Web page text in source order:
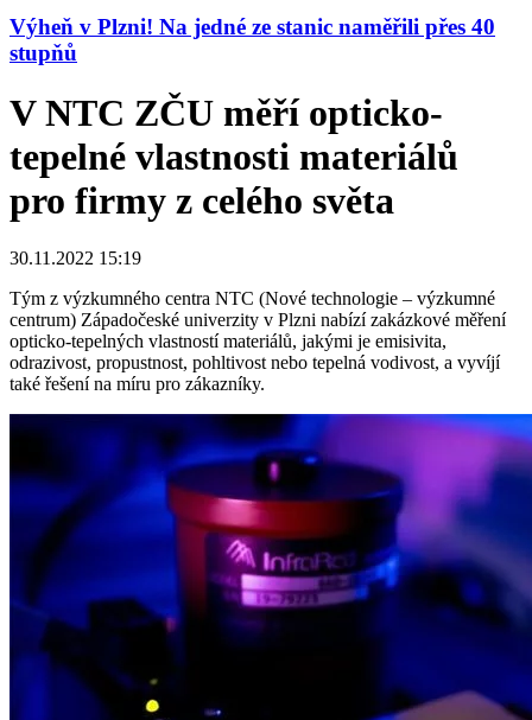
Výheň v Plzni! Na jedné ze stanic naměřili přes 40
stupňů
V NTC ZČU měří opticko-
tepelné vlastnosti materiálů
pro firmy z celého světa
30.11.2022 15:19
Tým z výzkumného centra NTC (Nové technologie – výzkumné
centrum) Západočeské univerzity v Plzni nabízí zakázkové měření
opticko-tepelných vlastností materiálů, jakými je emisivita,
odrazivost, propustnost, pohltivost nebo tepelná vodivost, a vyvíjí
také řešení na míru pro zákazníky.